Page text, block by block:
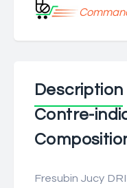
Description
Contre-
Fresubin Jucy